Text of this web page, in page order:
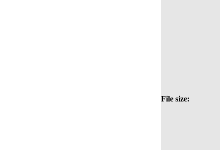
File size: